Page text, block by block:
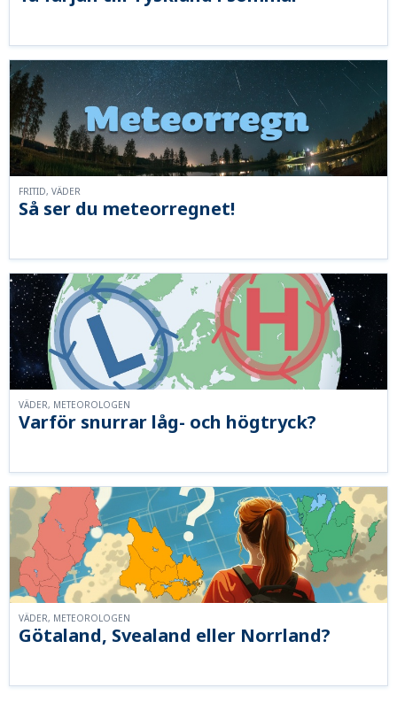
Så ser du meteorregnet!
FRITID, VÄDER
Varför snurrar låg- och högtryck?
VÄDER, METEOROLOGEN
Götaland, Svealand eller Norrland?
VÄDER, METEOROLOGEN